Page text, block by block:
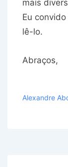
mais
Eu
lê-lo.
Abraços,
Alexandre